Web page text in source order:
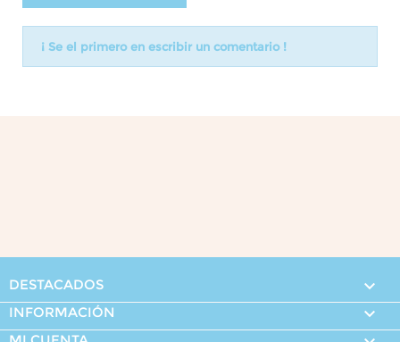
¡ Se el primero en escribir un comentario !
DESTACADOS 
INFORMACIÓN 